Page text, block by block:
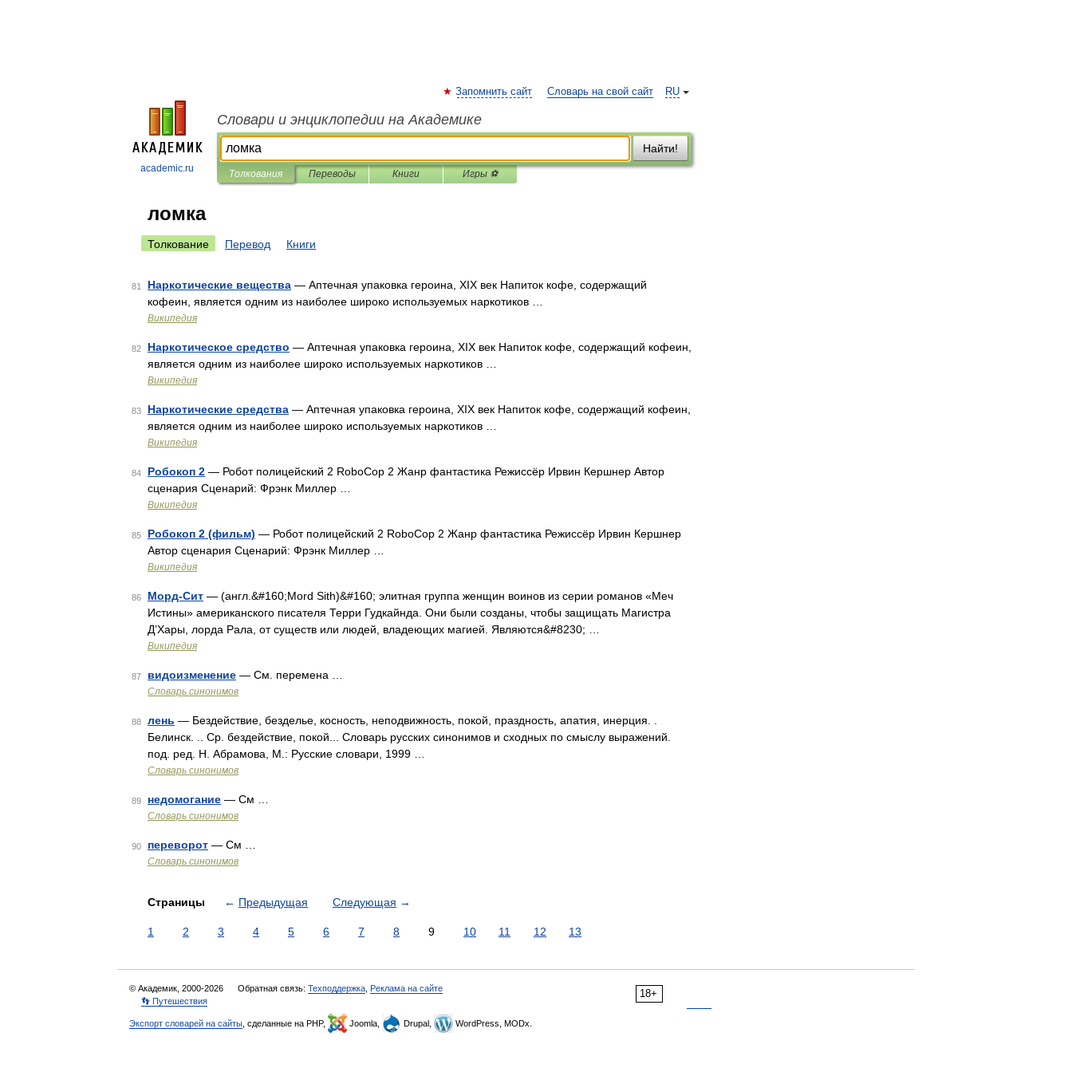
academic.ru
RU
Запомнить сайт Словарь на свой сайт
Словари и энциклопедии на Академике
Найти!
Толкования Переводы Книги Игры ⚽
ломка
Толкование Перевод Книги
81 Наркотические вещества — Аптечная упаковка героина, XIX век Напиток кофе, содержащий
кофеин, является одним из наиболее широко используемых наркотиков …
Википедия
82 Наркотическое средство — Аптечная упаковка героина, XIX век Напиток кофе, содержащий кофеин,
является одним из наиболее широко используемых наркотиков …
Википедия
83 Наркотические средства — Аптечная упаковка героина, XIX век Напиток кофе, содержащий кофеин,
является одним из наиболее широко используемых наркотиков …
Википедия
84 Робокоп 2 — Робот полицейский 2 RoboCop 2 Жанр фантастика Режиссёр Ирвин Кершнер Автор
сценария Сценарий: Фрэнк Миллер …
Википедия
85 Робокоп 2 (фильм) — Робот полицейский 2 RoboCop 2 Жанр фантастика Режиссёр Ирвин Кершнер
Автор сценария Сценарий: Фрэнк Миллер …
Википедия
86 Морд-Сит — (англ.&#160;Mord Sith)&#160; элитная группа женщин воинов из серии романов «Меч
Истины» американского писателя Терри Гудкайнда. Они были созданы, чтобы защищать Магистра
Д’Хары, лорда Рала, от существ или людей, владеющих магией. Являются&#8230; …
Википедия
87 видоизменение — См. перемена …
Словарь синонимов
88 лень — Бездействие, безделье, косность, неподвижность, покой, праздность, апатия, инерция. .
Белинск. .. Ср. бездействие, покой... Словарь русских синонимов и сходных по смыслу выражений.
под. ред. Н. Абрамова, М.: Русские словари, 1999 …
Словарь синонимов
89 недомогание — См …
Словарь синонимов
90 переворот — См …
Словарь синонимов
Страницы ← Предыдущая Следующая →
1 2 3 4 5 6 7 8 9 10 11 12 13
18+
© Академик, 2000-2026 Обратная связь: Техподдержка Реклама на сайте
👣 Путешествия
Экспорт словарей на сайты , сделанные на PHP, Joomla, Drupal, WordPress, MODx.